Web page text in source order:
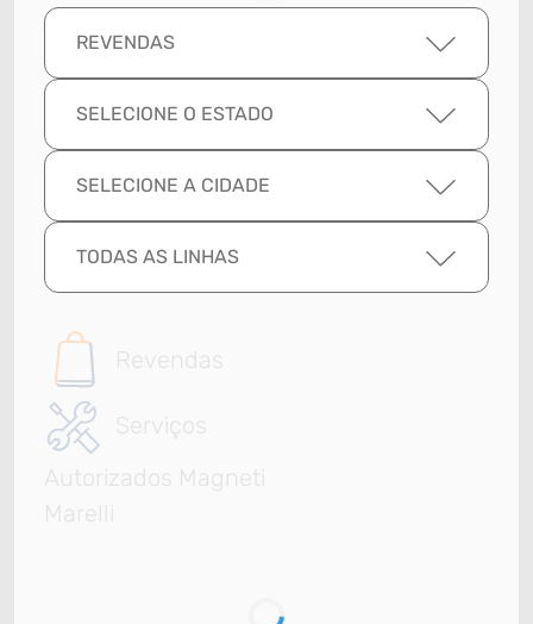
REVENDAS
SELECIONE O ESTADO
SELECIONE A CIDADE
TODAS AS LINHAS
Revendas
Serviços
Autorizados Magneti
Marelli